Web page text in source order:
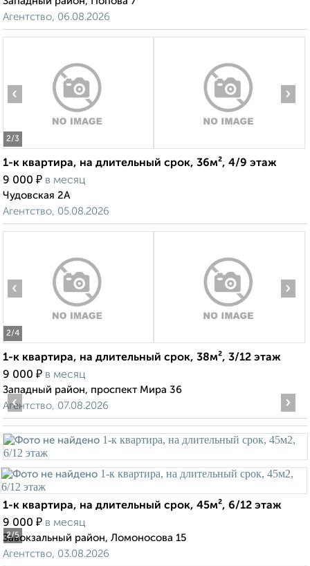
Агентство, 06.08.2026
2/3
‹ ›
1-к квартира, на длительный срок, 36м², 4/9 этаж
9 000 ₽ в месяц
Чудовская 2А
Агентство, 05.08.2026
2/4
‹ ›
1-к квартира, на длительный срок, 38м², 3/12 этаж
9 000 ₽ в месяц
Западный район, проспект Мира 36
Агентство, 07.08.2026
2/5
‹ ›
1-к квартира, на длительный срок, 45м², 6/12 этаж
9 000 ₽ в месяц
Завокзальный район, Ломоносова 15
Агентство, 03.08.2026